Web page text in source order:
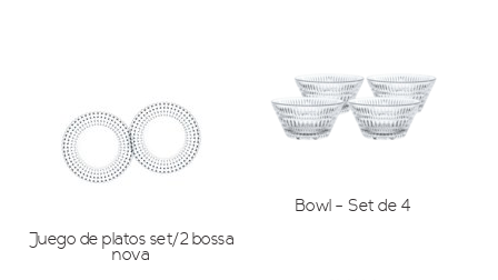
Juego de platos set/2 bossa
nova
Bowl - Set de 4